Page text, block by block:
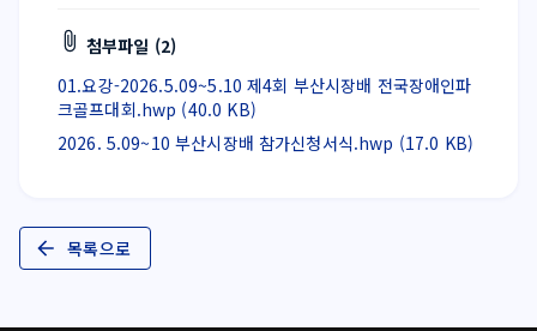
첨부파일 (2)
01.요강-2026.5.09~5.10 제4회 부산시장배 전국장애인파
크골프대회.hwp (40.0 KB)
2026. 5.09~10 부산시장배 참가신청서식.hwp (17.0 KB)
목록으로